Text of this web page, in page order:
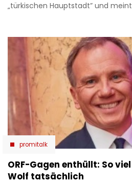
„türkischen Hauptstadt” und
promitalk
ORF-Gagen enthüllt: So
Wolf tatsächlich